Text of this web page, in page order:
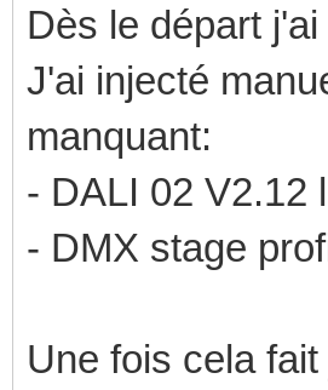
Dès le départ
J'ai injecté
manquant:
- DALI 02 V2.12
- DMX stage
Une fois cela